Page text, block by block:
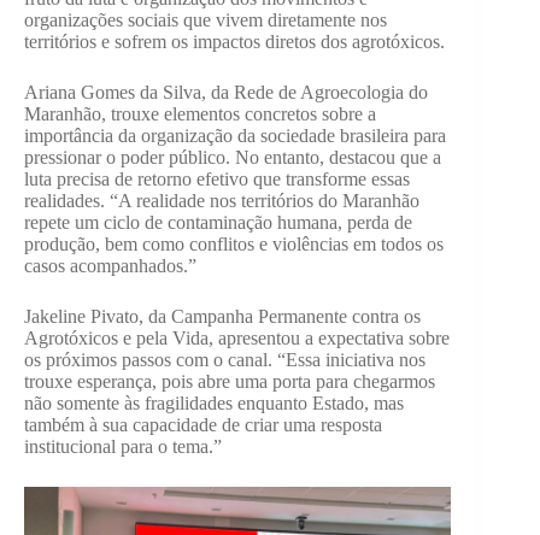
organizações sociais que vivem diretamente nos
territórios e sofrem os impactos diretos dos agrotóxicos.
Ariana Gomes da Silva, da Rede de Agroecologia do
Maranhão, trouxe elementos concretos sobre a
importância da organização da sociedade brasileira para
pressionar o poder público. No entanto, destacou que a
luta precisa de retorno efetivo que transforme essas
realidades. “A realidade nos territórios do Maranhão
repete um ciclo de contaminação humana, perda de
produção, bem como conflitos e violências em todos os
casos acompanhados.”
Jakeline Pivato, da Campanha Permanente contra os
Agrotóxicos e pela Vida, apresentou a expectativa sobre
os próximos passos com o canal. “Essa iniciativa nos
trouxe esperança, pois abre uma porta para chegarmos
não somente às fragilidades enquanto Estado, mas
também à sua capacidade de criar uma resposta
institucional para o tema.”